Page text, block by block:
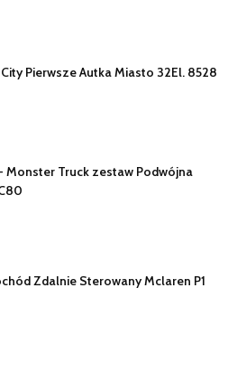
Pierwsze Autka Miasto 32El. 8528
Monster Truck zestaw Podwójna
Zdalnie Sterowany Mclaren P1